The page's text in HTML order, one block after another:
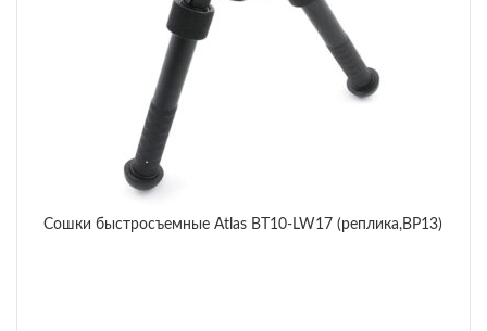
Сошки быстросъемные Atlas BT10-LW17 (реплика,BP13)